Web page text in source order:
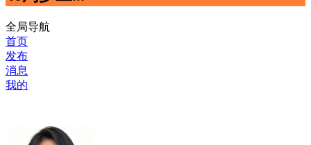
全局导航
首页
发布
消息
我的